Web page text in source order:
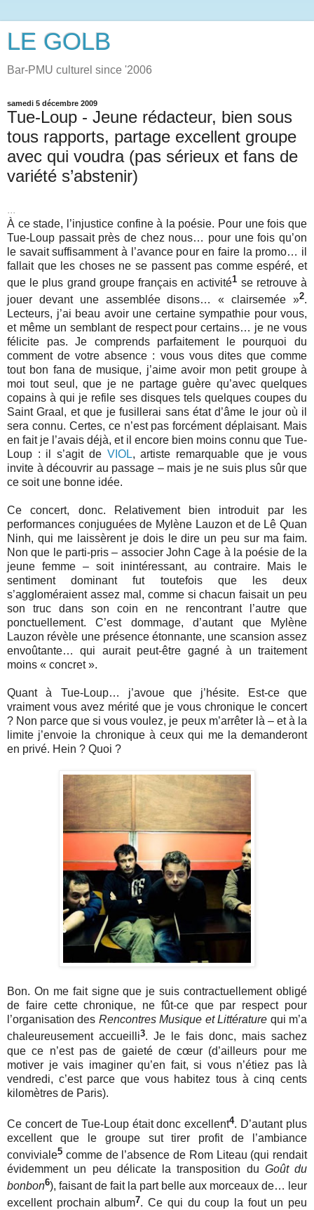
LE GOLB
Bar-PMU culturel since '2006
samedi 5 décembre 2009
Tue-Loup - Jeune rédacteur, bien sous
tous rapports, partage excellent groupe
avec qui voudra (pas sérieux et fans de
variété s’abstenir)
...
À ce stade, l’injustice confine à la poésie. Pour une fois que
Tue-Loup passait près de chez nous… pour une fois qu’on
le savait suffisamment à l’avance pour en faire la promo… il
fallait que les choses ne se passent pas comme espéré, et
que le plus grand groupe français en activité1 se retrouve à
jouer devant une assemblée disons… « clairsemée »2.
Lecteurs, j’ai beau avoir une certaine sympathie pour vous,
et même un semblant de respect pour certains… je ne vous
félicite pas. Je comprends parfaitement le pourquoi du
comment de votre absence : vous vous dites que comme
tout bon fana de musique, j’aime avoir mon petit groupe à
moi tout seul, que je ne partage guère qu’avec quelques
copains à qui je refile ses disques tels quelques coupes du
Saint Graal, et que je fusillerai sans état d’âme le jour où il
sera connu. Certes, ce n’est pas forcément déplaisant. Mais
en fait je l’avais déjà, et il encore bien moins connu que Tue-
Loup : il s’agit de VIOL, artiste remarquable que je vous
invite à découvrir au passage – mais je ne suis plus sûr que
ce soit une bonne idée.
Ce concert, donc. Relativement bien introduit par les
performances conjuguées de Mylène Lauzon et de Lê Quan
Ninh, qui me laissèrent je dois le dire un peu sur ma faim.
Non que le parti-pris – associer John Cage à la poésie de la
jeune femme – soit inintéressant, au contraire. Mais le
sentiment dominant fut toutefois que les deux
s’aggloméraient assez mal, comme si chacun faisait un peu
son truc dans son coin en ne rencontrant l’autre que
ponctuellement. C’est dommage, d’autant que Mylène
Lauzon révèle une présence étonnante, une scansion assez
envoûtante… qui aurait peut-être gagné à un traitement
moins « concret ».
Quant à Tue-Loup… j’avoue que j’hésite. Est-ce que
vraiment vous avez mérité que je vous chronique le concert
? Non parce que si vous voulez, je peux m’arrêter là – et à la
limite j’envoie la chronique à ceux qui me la demanderont
en privé. Hein ? Quoi ?
Bon. On me fait signe que je suis contractuellement obligé
de faire cette chronique, ne fût-ce que par respect pour
l’organisation des Rencontres Musique et Littérature qui m’a
chaleureusement accueilli3. Je le fais donc, mais sachez
que ce n’est pas de gaieté de cœur (d’ailleurs pour me
motiver je vais imaginer qu’en fait, si vous n’étiez pas là
vendredi, c’est parce que vous habitez tous à cinq cents
kilomètres de Paris).
Ce concert de Tue-Loup était donc excellent4. D’autant plus
excellent que le groupe sut tirer profit de l’ambiance
conviviale5 comme de l’absence de Rom Liteau (qui rendait
évidemment un peu délicate la transposition du Goût du
bonbon6), faisant de fait la part belle aux morceaux de… leur
excellent prochain album7. Ce qui du coup la fout un peu